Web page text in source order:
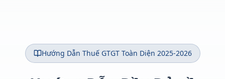
Hướng Dẫn Thuế GTGT Toàn Diện 2025-2026